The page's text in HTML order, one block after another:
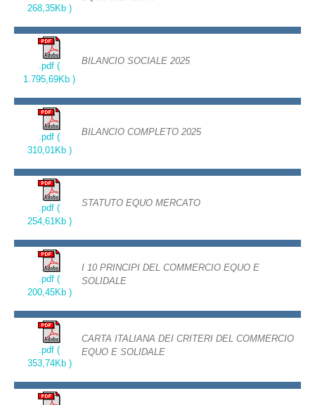
268,35Kb )
.pdf (
1.795,69Kb )
BILANCIO SOCIALE 2025
.pdf (
310,01Kb )
BILANCIO COMPLETO 2025
.pdf (
254,61Kb )
STATUTO EQUO MERCATO
.pdf (
200,45Kb )
I 10 PRINCIPI DEL COMMERCIO EQUO E
SOLIDALE
.pdf (
353,74Kb )
CARTA ITALIANA DEI CRITERI DEL COMMERCIO
EQUO E SOLIDALE